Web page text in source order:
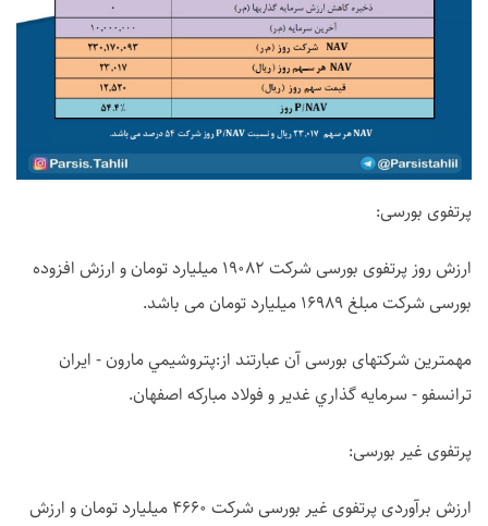
پرتفوی بورسی:
ارزش روز پرتفوی بورسی شرکت 19082 میلیارد تومان و ارزش افزوده
بورسی شرکت مبلغ 16989 میلیارد تومان می باشد.
مهمترین شرکتهای بورسی آن عبارتند از:پتروشيمي مارون - ايران
ترانسفو - سرمايه گذاري غدير و فولاد مبارکه اصفهان.
پرتفوی غیر بورسی:
ارزش برآوردی پرتفوی غیر بورسی شرکت 4660 میلیارد تومان و ارزش